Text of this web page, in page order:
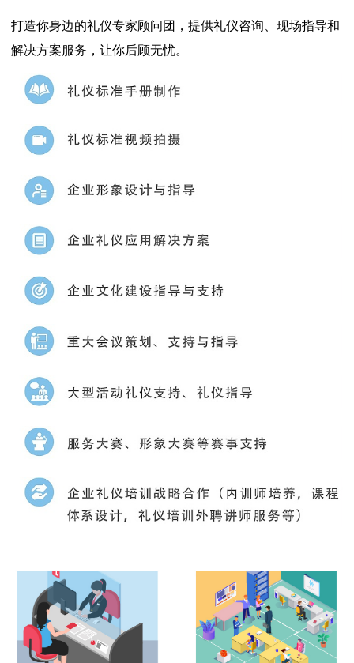
打造你身边的礼仪专家顾问团，提供礼仪咨询、现场指导和
解决方案服务，让你后顾无忧。